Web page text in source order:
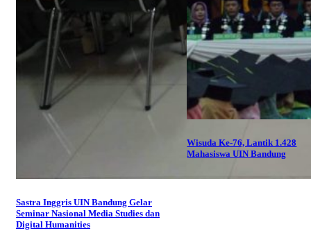
Sastra Inggris UIN Bandung Gelar
Seminar Nasional Media Studies dan
Digital Humanities
Wisuda Ke-76, Lantik 1.428
Mahasiswa UIN Bandung